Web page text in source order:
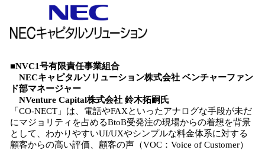
■NVC1号有限責任事業組合
NECキャピタルソリューション株式会社 ベンチャーファン
ド部マネージャー
NVenture Capital株式会社 鈴木拓嗣氏
「CO-NECT」は、電話やFAXといったアナログな手段が未だ
にマジョリティを占めるBtoB受発注の現場からの着想を背景
として、わかりやすいUI/UXやシンプルな料⾦体系に対する
顧客からの高い評価、顧客の声（VOC：Voice of Customer）